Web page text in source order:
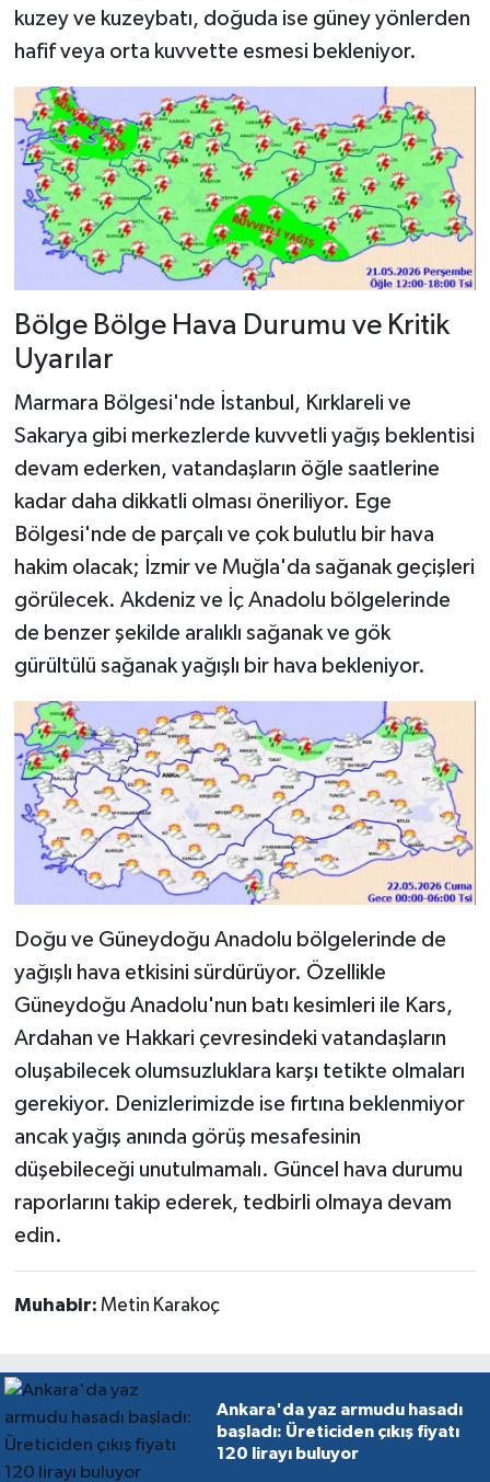
kuzey ve kuzeybatı, doğuda ise güney yönlerden
hafif veya orta kuvvette esmesi bekleniyor.
Bölge Bölge Hava Durumu ve Kritik
Uyarılar
Marmara Bölgesi'nde İstanbul, Kırklareli ve
Sakarya gibi merkezlerde kuvvetli yağış beklentisi
devam ederken, vatandaşların öğle saatlerine
kadar daha dikkatli olması öneriliyor. Ege
Bölgesi'nde de parçalı ve çok bulutlu bir hava
hakim olacak; İzmir ve Muğla'da sağanak geçişleri
görülecek. Akdeniz ve İç Anadolu bölgelerinde
de benzer şekilde aralıklı sağanak ve gök
gürültülü sağanak yağışlı bir hava bekleniyor.
Doğu ve Güneydoğu Anadolu bölgelerinde de
yağışlı hava etkisini sürdürüyor. Özellikle
Güneydoğu Anadolu'nun batı kesimleri ile Kars,
Ardahan ve Hakkari çevresindeki vatandaşların
oluşabilecek olumsuzluklara karşı tetikte olmaları
gerekiyor. Denizlerimizde ise fırtına beklenmiyor
ancak yağış anında görüş mesafesinin
düşebileceği unutulmamalı. Güncel hava durumu
raporlarını takip ederek, tedbirli olmaya devam
edin.
Muhabir: Metin Karakoç
Ankara'da yaz armudu hasadı
başladı: Üreticiden çıkış fiyatı
120 lirayı buluyor